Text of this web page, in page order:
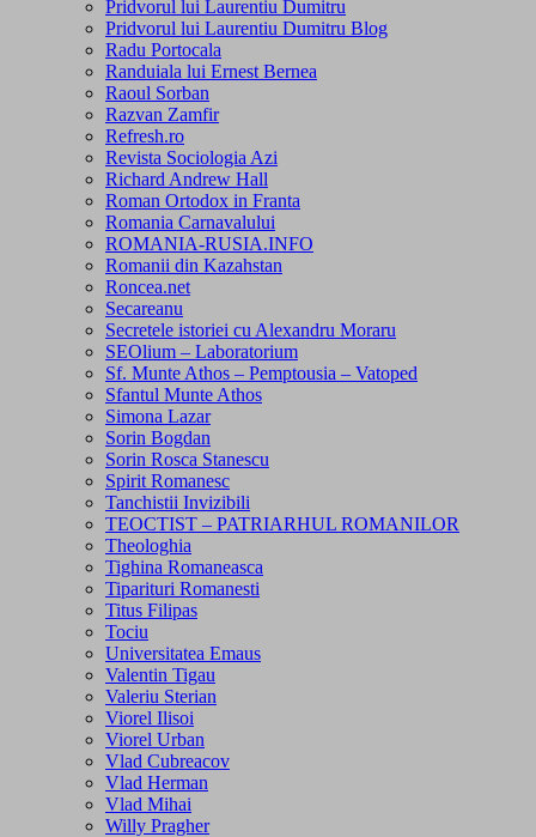
Pridvorul lui Laurentiu Dumitru
Pridvorul lui Laurentiu Dumitru Blog
Radu Portocala
Randuiala lui Ernest Bernea
Raoul Sorban
Razvan Zamfir
Refresh.ro
Revista Sociologia Azi
Richard Andrew Hall
Roman Ortodox in Franta
Romania Carnavalului
ROMANIA-RUSIA.INFO
Romanii din Kazahstan
Roncea.net
Secareanu
Secretele istoriei cu Alexandru Moraru
SEOlium – Laboratorium
Sf. Munte Athos – Pemptousia – Vatoped
Sfantul Munte Athos
Simona Lazar
Sorin Bogdan
Sorin Rosca Stanescu
Spirit Romanesc
Tanchistii Invizibili
TEOCTIST – PATRIARHUL ROMANILOR
Theologhia
Tighina Romaneasca
Tiparituri Romanesti
Titus Filipas
Tociu
Universitatea Emaus
Valentin Tigau
Valeriu Sterian
Viorel Ilisoi
Viorel Urban
Vlad Cubreacov
Vlad Herman
Vlad Mihai
Willy Pragher